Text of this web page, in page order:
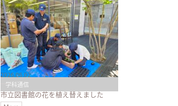
学科通信
2026.06.02
市立図書館の花を植え替えました